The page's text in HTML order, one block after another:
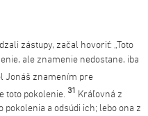
zástupy, začal hovoriť: „Toto
ale znamenie nedostane, iba
Jonáš znamením pre
toto pokolenie. 31 Kráľovná z
a odsúdi ich; lebo ona z